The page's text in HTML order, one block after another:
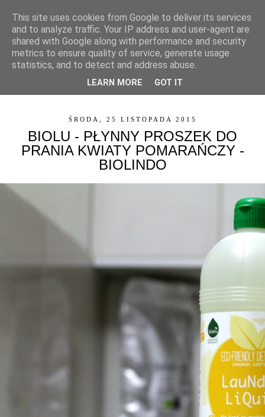
▼
ŚRODA, 25 LISTOPADA 2015
BIOLU - PŁYNNY PROSZEK DO
PRANIA KWIATY POMARAŃCZY -
BIOLINDO
This site uses cookies from Google to deliver its services
and to analyze traffic. Your IP address and user-agent are
shared with Google along with performance and security
metrics to ensure quality of service, generate usage
statistics, and to detect and address abuse.
LEARN MORE GOT IT